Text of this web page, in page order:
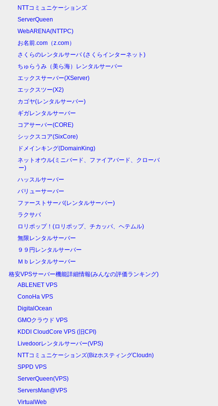
NTTコミュニケーションズ
ServerQueen
WebARENA(NTTPC)
お名前.com（z.com）
さくらのレンタルサーバ (さくらインターネット)
ちゅらうみ（美ら海）レンタルサーバー
エックスサーバー(XServer)
エックスツー(X2)
カゴヤ(レンタルサーバー)
ギガレンタルサーバー
コアサーバー(CORE)
シックスコア(SixCore)
ドメインキング(DomainKing)
ネットオウル(ミニバード、ファイアバード、クローバ
ー)
ハッスルサーバー
バリューサーバー
ファーストサーバ(レンタルサーバー)
ラクサバ
ロリポップ！(ロリポップ、チカッパ、ヘテムル)
無限レンタルサーバー
９９円レンタルサーバー
Ｍｂレンタルサーバー
格安VPSサーバー機能詳細情報(みんなの評価ランキング)
ABLENET VPS
ConoHa VPS
DigitalOcean
GMOクラウド VPS
KDDI CloudCore VPS (旧CPI)
Livedoorレンタルサーバー(VPS)
NTTコミュニケーションズ(BizホスティングCloudn)
SPPD VPS
ServerQueen(VPS)
ServersMan@VPS
VirtualWeb